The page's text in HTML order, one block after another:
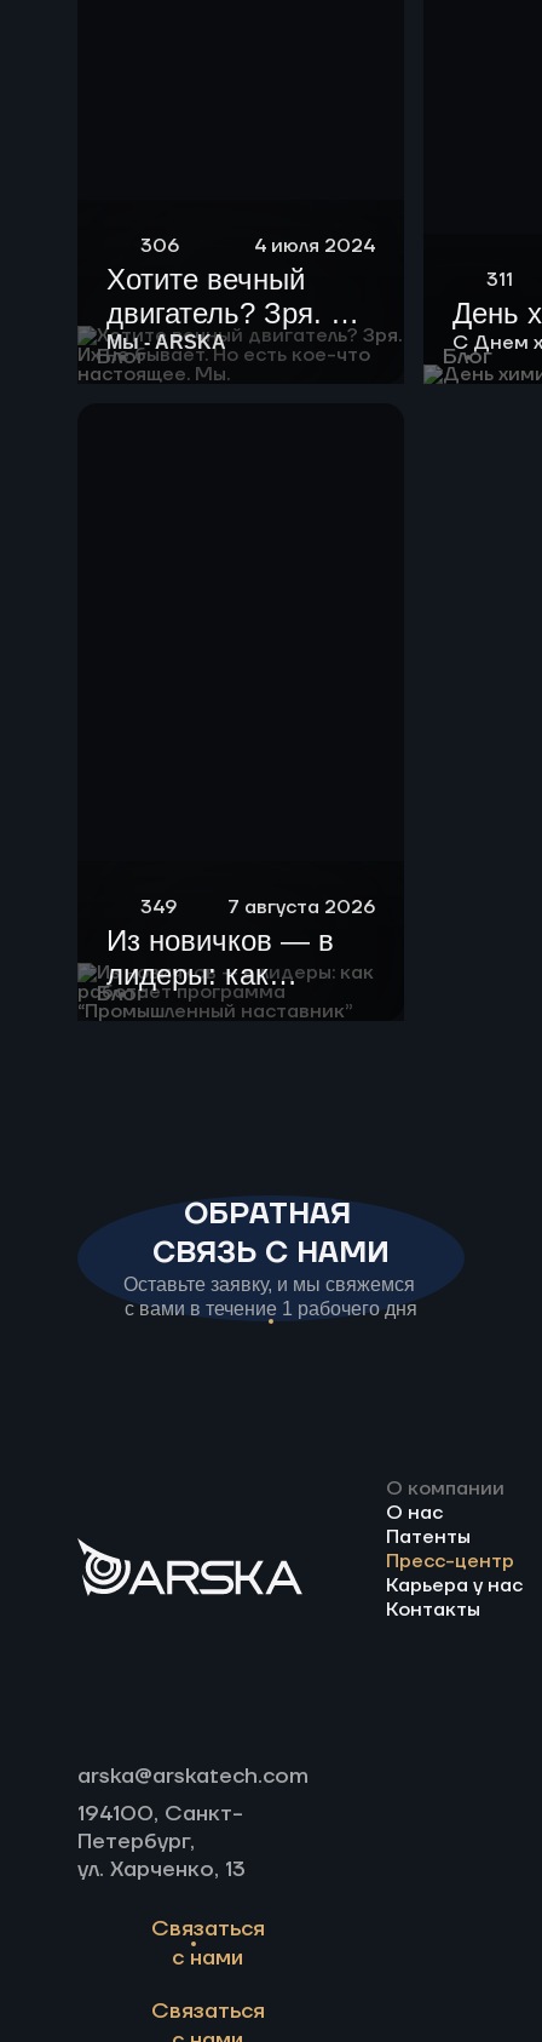
Блог
306 4 июля 2024
Хотите вечный
двигатель? Зря. Их
не бывает. Но есть
кое-что настоящее.
Мы - ARSKA
Блог
311
День
С Днем
Блог
349 7 августа 2026
Из новичков — в
лидеры: как
работает
ОБРАТНАЯ
СВЯЗЬ С НАМИ
Оставьте заявку, и мы свяжемся
с вами в течение 1 рабочего дня
arska@arskatech.com
194100, Санкт-
Петербург,
ул. Харченко, 13
О компании
О нас
Патенты
Пресс-центр
Карьера у нас
Контакты
Связаться
с нами
Связаться